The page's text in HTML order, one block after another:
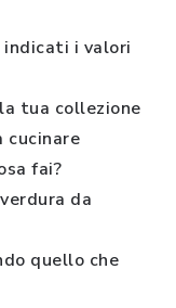
i valori
tua collezione
cucinare
fai?
da
quello che